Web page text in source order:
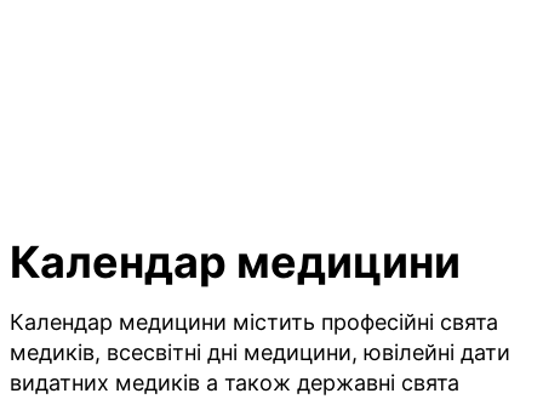
Календар медицини
Календар медицини містить професійні свята
медиків, всесвітні дні медицини, ювілейні дати
видатних медиків а також державні свята